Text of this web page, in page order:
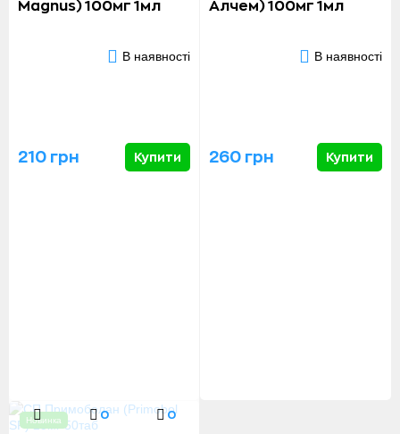
Magnus) 100мг 1мл
В наявності
210 грн Купити
Алчем) 100мг 1мл
В наявності
260 грн Купити
Новинка 0 0